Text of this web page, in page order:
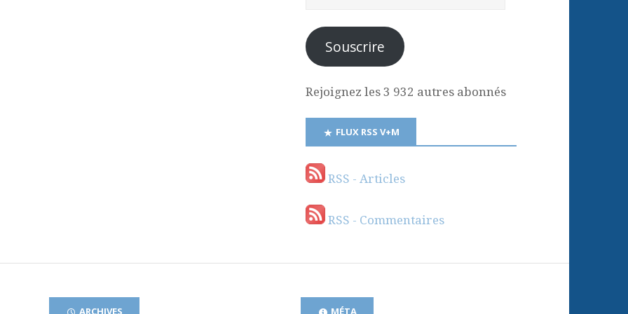
Souscrire
Rejoignez les 3 932 autres abonnés
FLUX RSS V+M
RSS - Articles
RSS - Commentaires